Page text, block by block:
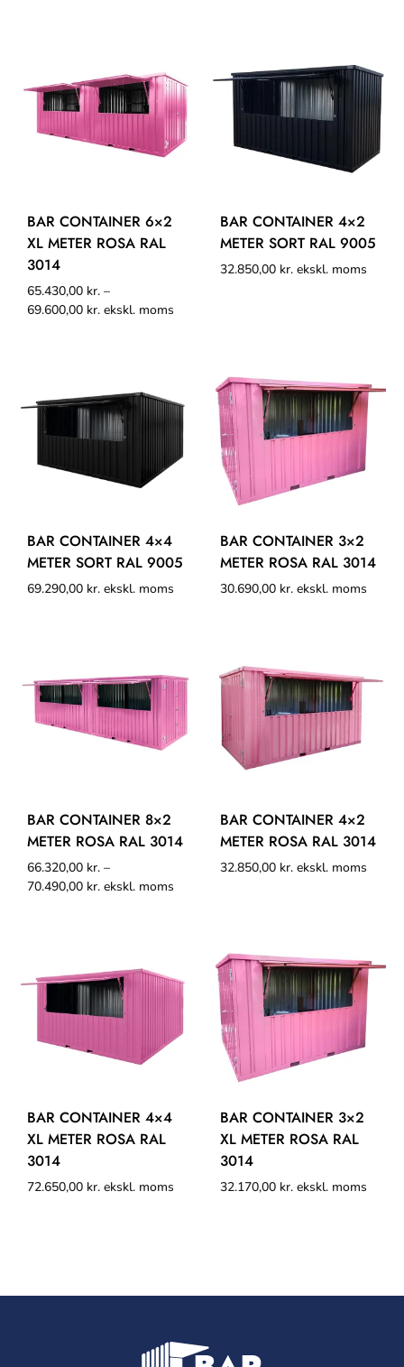
BAR CONTAINER 6×2
XL METER ROSA RAL
3014
65.430,00 kr. –
69.600,00 kr. ekskl. moms
BAR CONTAINER 4×2
METER SORT RAL 9005
32.850,00 kr. ekskl. moms
BAR CONTAINER 4×4
METER SORT RAL 9005
69.290,00 kr. ekskl. moms
BAR CONTAINER 3×2
METER ROSA RAL 3014
30.690,00 kr. ekskl. moms
BAR CONTAINER 8×2
METER ROSA RAL 3014
66.320,00 kr. –
70.490,00 kr. ekskl. moms
BAR CONTAINER 4×2
METER ROSA RAL 3014
32.850,00 kr. ekskl. moms
BAR CONTAINER 4×4
XL METER ROSA RAL
3014
72.650,00 kr. ekskl. moms
BAR CONTAINER 3×2
XL METER ROSA RAL
3014
32.170,00 kr. ekskl. moms